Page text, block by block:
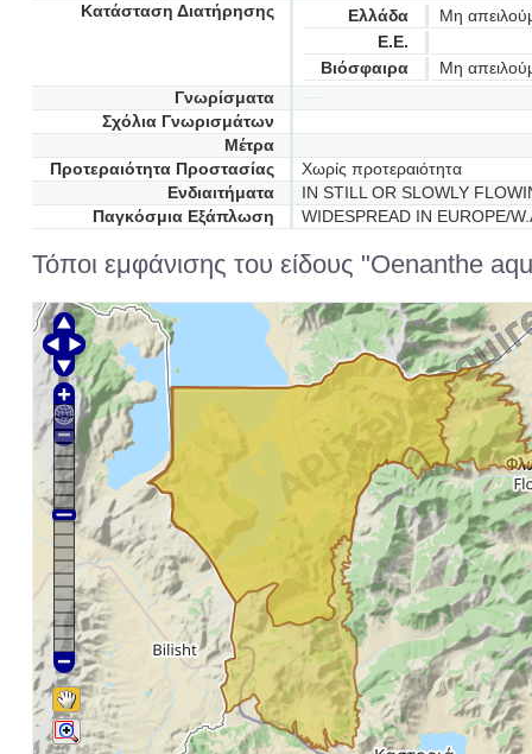
Κατάσταση Διατήρησης
Ελλάδα
Μη
Ε.Ε.
Βιόσφαιρα
Μη
Γνωρίσματα
Σχόλια Γνωρισμάτων
Μέτρα
Προτεραιότητα Προστασίας
Χωρίς προτεραιότητα
Ενδιαιτήματα
IN STILL OR SLOWLY
Παγκόσμια Εξάπλωση
WIDESPREAD IN EUROPE/
Τόποι εμφάνισης του είδους "Oenanthe